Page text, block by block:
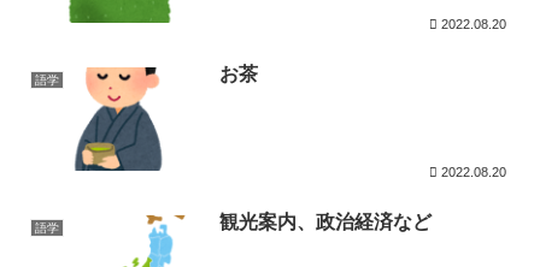
2022.08.20
語学 お茶
2022.08.20
語学 観光案内、政治経済など